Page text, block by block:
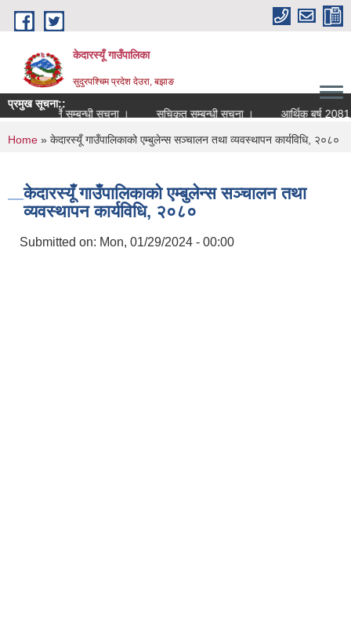
Skip to main content
केदारस्यूँ गाउँपालिका
सुदुरपश्चिम प्रदेश देउरा, बझाङ
प्रमुख सूचना::
पेश गर्ने सम्बन्धी सूचना ।
सूचिकृत सम्बन्धी सूचना । आर्थिक बर्ष 2081.082
You are here
Home » केदारस्यूँ गाउँपालिकाको एम्बुलेन्स सञ्चालन तथा व्यवस्थापन कार्यविधि, २०८०
केदारस्यूँ गाउँपालिकाको एम्बुलेन्स सञ्चालन तथा
व्यवस्थापन कार्यविधि, २०८०
Submitted on: Mon, 01/29/2024 - 00:00